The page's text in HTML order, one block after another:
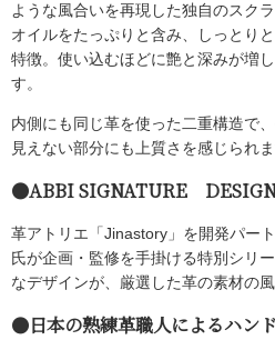
ような風合いを再現した独自のスク
オイルをたっぷりと含み、しっとり
特徴。使い込むほどに艶と深みが増
す。
内側にも同じ革を使った二重構造で
見えない部分にも上質さを感じられま
●ABBI SIGNATURE
革アトリエ「Jinastory」を開発パー
氏が企画・監修を手掛ける特別シリ
なデザインが、厳選した革の素材の
●日本の熟練革職人によるハン